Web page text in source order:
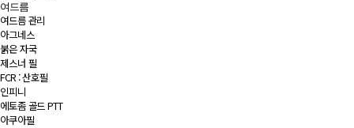
여드름
여드름 관리
아그네스
붉은 자국
제스너 필
FCR : 산호필
인피니
에토좀 골드 PTT
아쿠아필